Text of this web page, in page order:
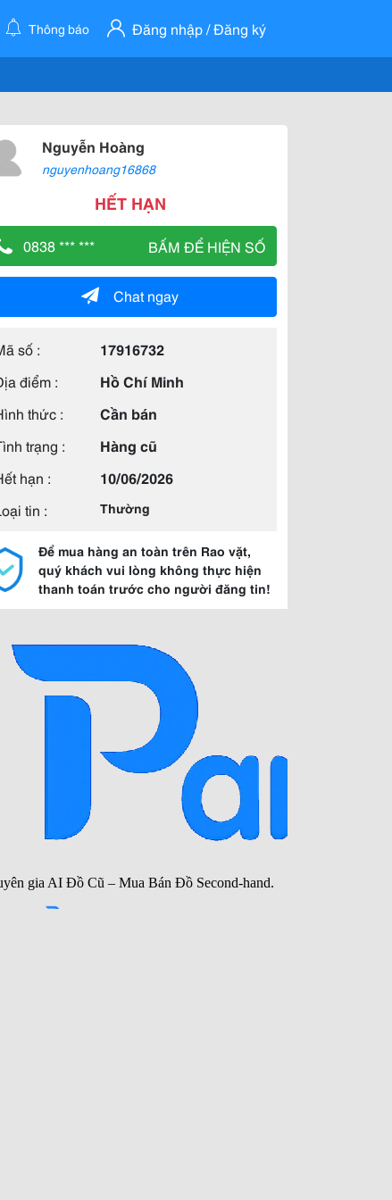
Thông báo Đăng nhập / Đăng ký
Nguyễn Hoàng
nguyenhoang16868
HẾT HẠN
0838 *** *** BẤM ĐỂ HIỆN SỐ
Chat ngay
số :
17916732
điểm :
Hồ Chí Minh
thức :
Cần bán
trạng :
Hàng cũ
hạn :
10/06/2026
tin :
Thường
Để mua hàng an toàn trên Rao vặt,
quý khách vui lòng không thực hiện
thanh toán trước cho người đăng tin!